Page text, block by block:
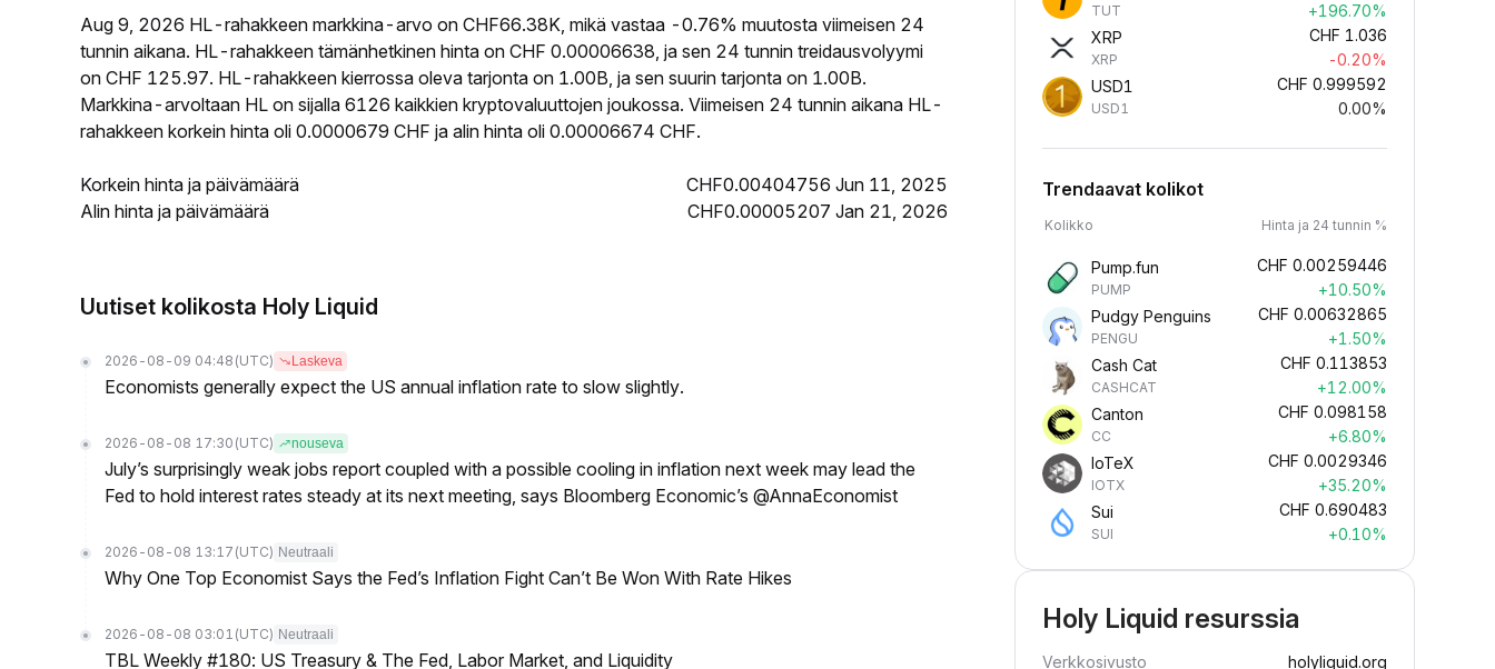
Aug 9, 2026 HL-rahakkeen markkina-arvo on CHF66.38K, mikä vastaa -0.76% muutosta viimeisen 24
tunnin aikana. HL-rahakkeen tämänhetkinen hinta on CHF 0.00006638, ja sen 24 tunnin treidausvolyymi
on CHF 125.97. HL-rahakkeen kierrossa oleva tarjonta on 1.00B, ja sen suurin tarjonta on 1.00B.
Markkina-arvoltaan HL on sijalla 6126 kaikkien kryptovaluuttojen joukossa. Viimeisen 24 tunnin aikana HL-
rahakkeen korkein hinta oli 0.0000679 CHF ja alin hinta oli 0.00006674 CHF.
Korkein hinta ja päivämäärä
CHF0.00404756 Jun 11, 2025
Alin hinta ja päivämäärä
CHF0.00005207 Jan 21, 2026
Uutiset kolikosta Holy Liquid
2026-08-09 04:48 (UTC) Laskeva
Economists generally expect the US annual inflation rate to slow slightly.
2026-08-08 17:30 (UTC) nouseva
July’s surprisingly weak jobs report coupled with a possible cooling in inflation next week may lead the
Fed to hold interest rates steady at its next meeting, says Bloomberg Economic’s @AnnaEconomist
2026-08-08 13:17 (UTC) Neutraali
Why One Top Economist Says the Fed’s Inflation Fight Can’t Be Won With Rate Hikes
2026-08-08 03:01 (UTC) Neutraali
TBL Weekly #180: US Treasury & The Fed, Labor Market, and Liquidity
TUT
+196.70%
XRP
XRP
CHF 1.036
-0.20%
USD1
USD1
CHF 0.999592
0.00%
Trendaavat kolikot
Kolikko Hinta ja 24 tunnin %
Pump.fun
PUMP
CHF 0.00259446
+10.50%
Pudgy Penguins
PENGU
CHF 0.00632865
+1.50%
Cash Cat
CASHCAT
CHF 0.113853
+12.00%
Canton
CC
CHF 0.098158
+6.80%
IoTeX
IOTX
CHF 0.0029346
+35.20%
Sui
SUI
CHF 0.690483
+0.10%
Holy Liquid resurssia
Verkkosivusto
holyliquid.org